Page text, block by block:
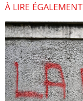
À LIRE ÉGALEMENT